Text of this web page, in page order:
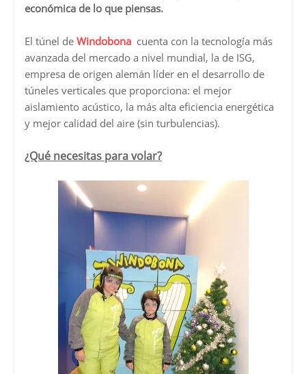
económica de lo que piensas.
El túnel de Windobona cuenta con la tecnología más
avanzada del mercado a nivel mundial, la de ISG,
empresa de origen alemán líder en el desarrollo de
túneles verticales que proporciona: el mejor
aislamiento acústico, la más alta eficiencia energética
y mejor calidad del aire (sin turbulencias).
¿Qué necesitas para volar?